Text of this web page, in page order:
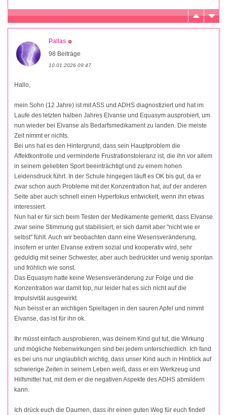
Pallas
98 Beiträge
10.01.2026 09:47
Hallo,
mein Sohn (12 Jahre) ist mit ASS und ADHS diagnostiziert und hat im
Laufe des letzten halben Jahres Elvanse und Equasym ausprobiert, um
nun wieder bei Elvanse als Bedarfsmedikament zu landen. Die meiste
Zeit nimmt er nichts.
Bei uns hat es den Hintergrund, dass sein Hauptproblem die
Affektkontrolle und verminderte Frustrationstoleranz ist, die ihn vor allem
in seinem geliebten Sport beeinträchtigt und zu einem hohen
Leidensdruck führt. In der Schule hingegen läuft es OK bis gut, da er
zwar schon auch Probleme mit der Konzentration hat, auf der anderen
Seite aber auch schnell einen Hyperfokus entwickelt, wenn ihn etwas
interessiert.
Nun hat er für sich beim Testen der Medikamente gemerkt, dass Elvanse
zwar seine Stimmung gut stabilisiert, er sich damit aber "nicht wie er
selbst" fühlt. Auch wir beobachten dann eine Wesensveränderung,
insofern er unter Elvanse extrem sozial und kooperativ wird, sehr
geduldig mit seiner Schwester, aber auch bedrückter und wenig spontan
und fröhlich wie sonst.
Das Equasym hatte keine Wesensveränderung zur Folge und die
Konzentration war damit top, nur leider hat es sich nicht auf die
Impulsivität ausgewirkt.
Nun beisst er an wichtigen Spieltagen in den sauren Apfel und nimmt
Elvanse, das ist für ihn ok.
Ihr müsst einfach ausprobieren, was deinem Kind gut tut, die Wirkung
und mögliche Nebenwirkungen sind bei jedem unterschiedlich. Ich fand
es bei uns nur unglaublich wichtig, dass unser Kind auch in Hinblick auf
schwierige Zeiten in seinem Leben weiß, dass er ein Werkzeug und
Hilfsmittel hat, mit dem er die negativen Aspekte des ADHS abmildern
kann.
Ich drück euch die Daumen, dass ihr einen guten Weg für euch findet!